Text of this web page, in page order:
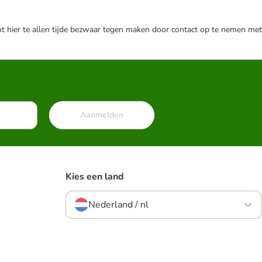
te allen tijde bezwaar tegen maken door contact op te nemen met
Aanmelden
Kies een land
Nederland / nl